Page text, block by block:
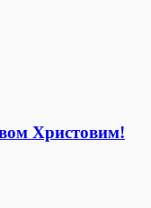
Христовим!